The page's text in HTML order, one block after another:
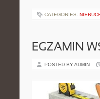
CATEGORIES:
EGZAMIN
POSTED BY ADMIN